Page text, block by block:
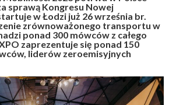
sprawą Kongresu Nowej
w Łodzi już 26 września br.
zrównoważonego transportu w
ponad 300 mówców z całego
zaprezentuje się ponad 150
liderów zeroemisyjnych